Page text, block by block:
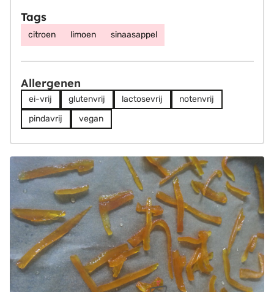
Tags
citroen limoen sinaasappel
Allergenen
ei-vrij glutenvrij lactosevrij
notenvrij
pindavrij
vegan